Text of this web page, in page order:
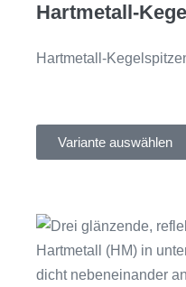
Hartmetall-
Hartmetall-
Variante auswählen